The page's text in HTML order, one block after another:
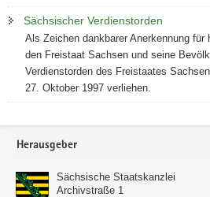
Sächsischer Verdienstorden
Als Zeichen dankbarer Anerkennung für
den Freistaat Sachsen und seine
Verdienstorden des Freistaates
27. Oktober 1997 verliehen.
Footer-
Herausgeber
Sächsische Staatskanzlei
Archivstraße 1